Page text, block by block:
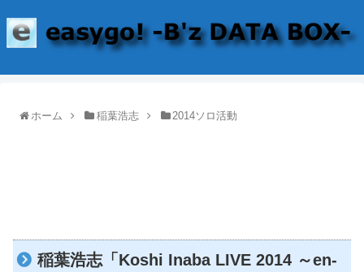
ホーム 稲葉浩志 2014ソロ活動
稲葉浩志「Koshi Inaba LIVE 2014 ～en-